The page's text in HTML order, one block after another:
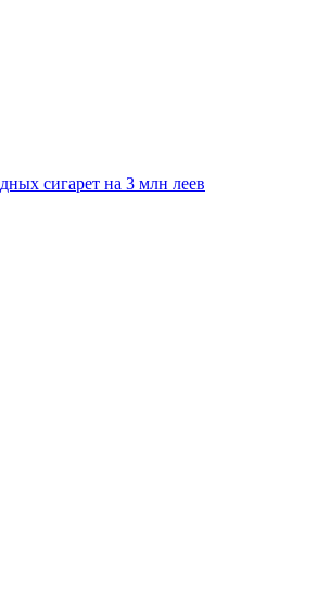
сигарет на 3 млн леев